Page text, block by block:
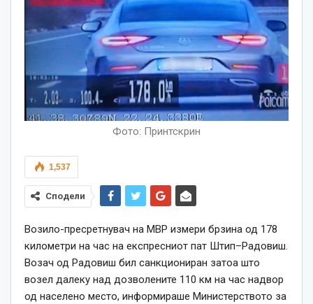
Фото: Принтскрин
1,537
Сподели
Возило-пресретнувач на МВР измери брзина од 178
километри на час на експресниот пат Штип–Радовиш.
Возач од Радовиш бил санкциониран затоа што
возел далеку над дозволените 110 км на час надвор
од населено место, информираше Министерството за